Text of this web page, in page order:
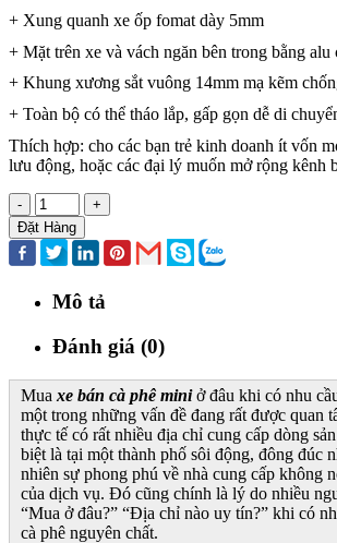
+ Xung quanh xe ốp fomat dày 5mm
+ Mặt trên xe và vách ngăn bên trong bằng alu
+ Khung xương sắt vuông 14mm mạ kẽm
+ Toàn bộ có thể tháo lắp, gấp gọn dễ di
Thích hợp: cho các bạn trẻ kinh doanh ít vốn
lưu động, hoặc các đại lý muốn mở rộng kênh
-
+
Đặt Hàng
Mô tả
Đánh giá (0)
Mua xe bán cà phê miniở đâu khi có nhu
một trong những vấn đề đang rất được quan
thực tế có rất nhiều địa chỉ cung cấp dòng
biệt là tại một thành phố sôi động, đông đúc
nhiên sự phong phú về nhà cung cấp không
của dịch vụ. Đó cũng chính là lý do nhiều
“Mua ở đâu?” “Địa chỉ nào uy tín?” khi có
cà phê nguyên chất.